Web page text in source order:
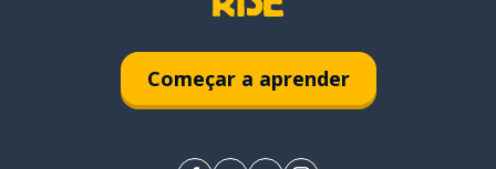
Começar a aprender